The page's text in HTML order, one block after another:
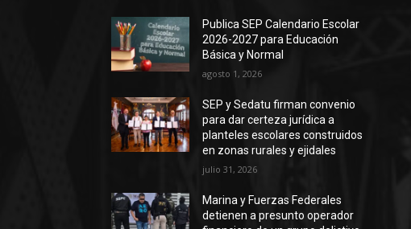
Publica SEP Calendario Escolar
2026-2027 para Educación
Básica y Normal
agosto 1, 2026
SEP y Sedatu firman convenio
para dar certeza jurídica a
planteles escolares construidos
en zonas rurales y ejidales
julio 31, 2026
Marina y Fuerzas Federales
detienen a presunto operador